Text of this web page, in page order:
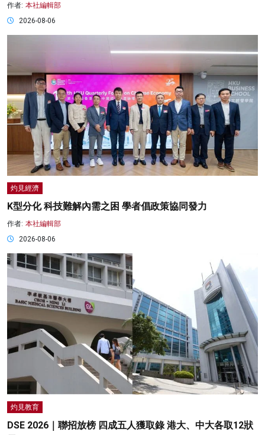
作者: 本社編輯部
2026-08-06
灼見經濟
K型分化 科技難解內需之困 學者倡政策協同發力
作者: 本社編輯部
2026-08-06
灼見教育
DSE 2026｜聯招放榜 四成五人獲取錄 港大、中大各取12狀